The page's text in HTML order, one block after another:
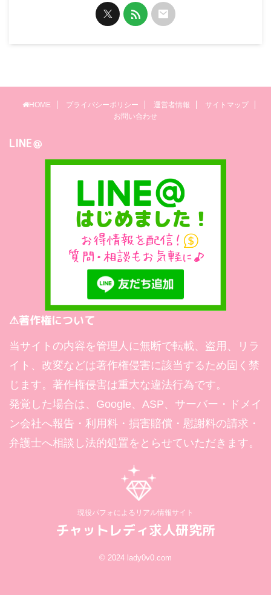
HOME プライバシーポリシー 運営者情報
サイトマップ
お問い合わせ
LINE＠
⚠著作権について
当サイトの内容を管理人に無断で転載、盗用、リラ
イト、改変などは著作権侵害に該当するため固く禁
じます。著作権侵害は重大な違法行為です。
発覚した場合は、Google、ASP、サーバー・ドメイ
ン会社へ報告・利用料・損害賠償・慰謝料の請求・
弁護士へ相談し法的処置をとらせていただきます。
現役パフォによるリアル情報サイト
チャットレディ求人研究所
© 2024 lady0v0.com